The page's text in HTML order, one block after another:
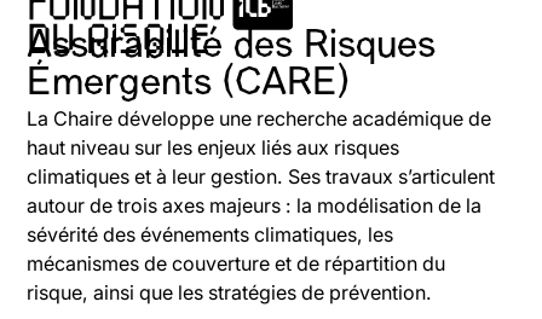
Assurabilité des Risques
Émergents (CARE)
La Chaire développe une recherche académique de
haut niveau sur les enjeux liés aux risques
climatiques et à leur gestion. Ses travaux s’articulent
autour de trois axes majeurs : la modélisation de la
sévérité des événements climatiques, les
mécanismes de couverture et de répartition du
risque, ainsi que les stratégies de prévention.